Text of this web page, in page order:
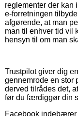
reglementer der kan
e-forretningen
afgørende, at man
man til enhver tid vil
hensyn til om man
Trustpilot giver dig
gennemrode en stor
derved tilrådes det,
før du færdiggør din
Facebook